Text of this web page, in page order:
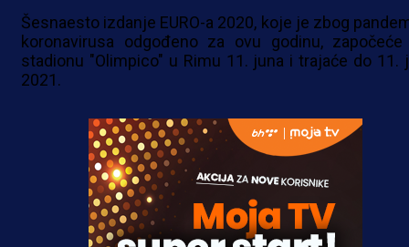
Šesnaesto izdanje EURO-a 2020, koje je zbog
koronavirusa odgođeno za ovu godinu,
stadionu "Olimpico" u Rimu 11. juna i trajaće do 11.
2021.